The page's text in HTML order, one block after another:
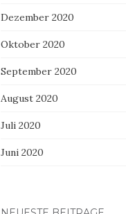
Dezember 2020
Oktober 2020
September 2020
August 2020
Juli 2020
Juni 2020